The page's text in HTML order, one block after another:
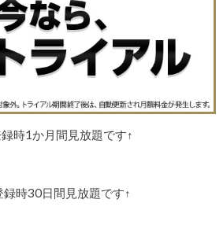
時1か月間見放題です↑
録時30日間見放題です↑